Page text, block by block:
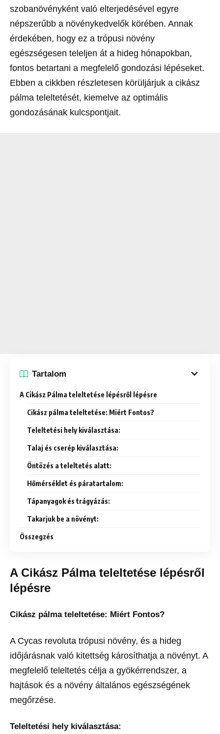
szobanövényként való elterjedésével egyre
népszerűbb a növénykedvelők körében. Annak
érdekében, hogy ez a trópusi növény
egészségesen teleljen át a hideg hónapokban,
fontos betartani a megfelelő gondozási lépéseket.
Ebben a cikkben részletesen körüljárjuk a cikász
pálma teleltetését, kiemelve az optimális
gondozásának kulcspontjait.
Tartalom
A Cikász Pálma teleltetése lépésről lépésre
Cikász pálma teleltetése: Miért Fontos?
Teleltetési hely kiválasztása:
Talaj és cserép kiválasztása:
Öntözés a teleltetés alatt:
Hőmérséklet és páratartalom:
Tápanyagok és trágyázás:
Takarjuk be a növényt:
Összegzés
A Cikász Pálma teleltetése lépésről
lépésre
Cikász pálma teleltetése: Miért Fontos?
A Cycas revoluta trópusi növény, és a hideg
időjárásnak való kitettség károsíthatja a növényt. A
megfelelő teleltetés célja a gyökérrendszer, a
hajtások és a növény általános egészségének
megőrzése.
Teleltetési hely kiválasztása: